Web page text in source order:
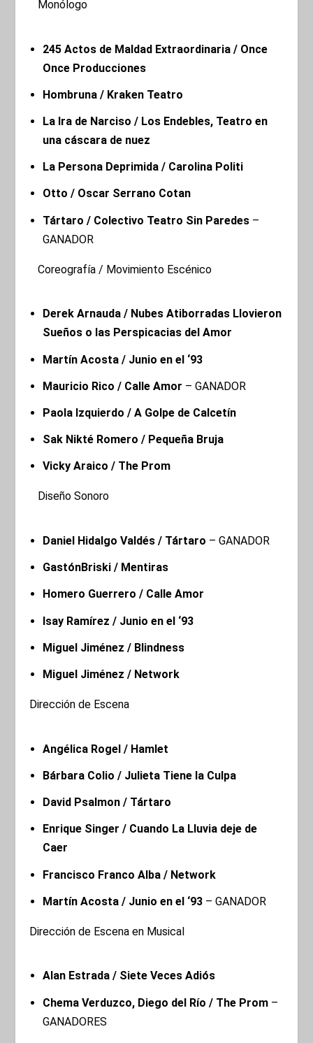
Monólogo
245 Actos de Maldad Extraordinaria / Once
Once Producciones
Hombruna / Kraken Teatro
La Ira de Narciso / Los Endebles, Teatro en
una cáscara de nuez
La Persona Deprimida / Carolina Politi
Otto / Oscar Serrano Cotan
Tártaro / Colectivo Teatro Sin Paredes–
GANADOR
Coreografía / Movimiento Escénico
Derek Arnauda / Nubes Atiborradas Llovieron
Sueños o las Perspicacias del Amor
Martín Acosta / Junio en el ‘93
Mauricio Rico / Calle Amor – GANADOR
Paola Izquierdo / A Golpe de Calcetín
Sak Nikté Romero / Pequeña Bruja
Vicky Araico / The Prom
Diseño Sonoro
Daniel Hidalgo Valdés / Tártaro – GANADOR
GastónBriski / Mentiras
Homero Guerrero / Calle Amor
Isay Ramírez / Junio en el ‘93
Miguel Jiménez / Blindness
Miguel Jiménez / Network
Dirección de Escena
Angélica Rogel / Hamlet
Bárbara Colio / Julieta Tiene la Culpa
David Psalmon / Tártaro
Enrique Singer / Cuando La Lluvia deje de
Caer
Francisco Franco Alba / Network
Martín Acosta / Junio en el ‘93– GANADOR
Dirección de Escena en Musical
Alan Estrada / Siete Veces Adiós
Chema Verduzco, Diego del Río / The Prom–
GANADORES